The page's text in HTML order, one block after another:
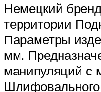
Немецкий
территории
Параметры
мм.
манипуляций с
Шлифовального